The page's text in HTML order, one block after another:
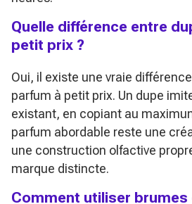
Quelle différence entre
petit prix ?
Oui, il existe une vraie
parfum à petit prix. Un dupe
existant, en copiant au
parfum abordable reste une
une construction olfactive
marque distincte.
Comment utiliser brumes